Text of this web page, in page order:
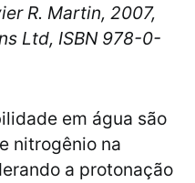
R. Martin, 2007,
Ltd, ISBN 978-0-
em água são
nitrogênio na
a protonação